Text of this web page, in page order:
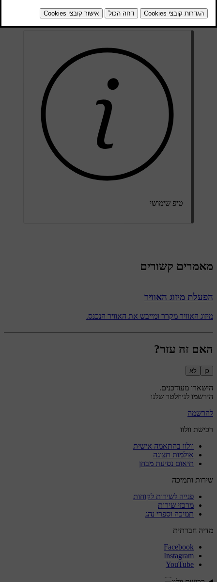
התחתון.
טיפ שימושי
מאמרים קשורים
הפעלת מיזוג האוויר
מיזוג האוויר מקרר ומייבש את האוויר הנכנס.
האם זה עזר?
כן לא